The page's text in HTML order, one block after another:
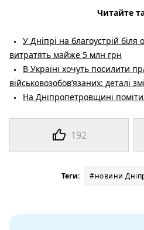
192
Читайте
У Дніпрі на благоустрій біля
витратять майже 5 млн грн
В Україні хочуть посилити
військовозобов’язаних: деталі
На Дніпропетровщині
Теги: #новини